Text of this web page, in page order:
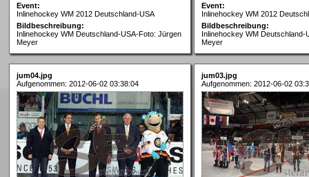
Event:
Inlinehockey WM 2012 Deutschland-USA
Bildbeschreibung:
Inlinehockey WM Deutschland-USA-Foto: Jürgen
Meyer
Event:
Inlinehockey WM 2012
Bildbeschreibung:
Inlinehockey WM Deutschland-
Meyer
jum04.jpg
Aufgenommen: 2012-06-02 03:38:04
jum03.jpg
Aufgenommen: 2012-06-02